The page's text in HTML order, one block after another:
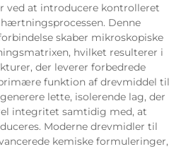
ved at introducere kontrolleret
Denne
skaber mikroskopiske
hvilket resulterer i
der leverer forbedrede
funktion af drevmiddel til
lette, isolerende lag, der
integritet samtidig med, at
Moderne drevmidler til
kemiske formuleringer,